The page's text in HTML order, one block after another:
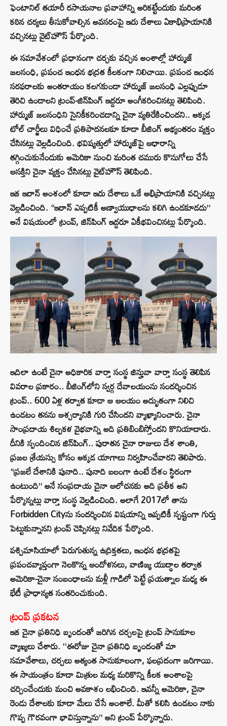
ఫెంటానిల్ తయారీ రసాయనాల ప్రవాహాన్ని అరికట్టేందుకు మరింత
కఠిన చర్యలు తీసుకోవాల్సిన అవసరంపై ఇరు దేశాలు ఏకాభిప్రాయానికి
వచ్చినట్లు వైట్‌హౌస్ పేర్కొంది.
ఈ సమావేశంలో ప్రధానంగా చర్చకు వచ్చిన అంశాల్లో హార్ముజ్
జలసంధి, ప్రపంచ ఇంధన భద్రత కీలకంగా నిలిచాయి. ప్రపంచ ఇంధన
సరఫరాలకు అంతరాయం కలగకుండా హార్ముజ్ జలసంధి ఎల్లప్పుడూ
తెరిచి ఉండాలని ట్రంప్-జిన్‌పింగ్ ఇద్దరూ అంగీకరించినట్లు తెలిపింది.
హార్ముజ్ జలసంధిని సైనికీకరించడాన్ని చైనా వ్యతిరేకించిందని.. అక్కడ
టోల్ చార్జీలు విధించే ప్రతిపాదనలకూ కూడా బీజింగ్ అభ్యంతరం వ్యక్తం
చేసినట్లు వెల్లడించింది. భవిష్యత్తులో హార్ముజ్‌పై ఆధారాన్ని
తగ్గించుకునేందుకు అమెరికా నుంచి మరింత చమురు కొనుగోలు చేసే
ఆసక్తిని చైనా వ్యక్తం చేసినట్లు వైట్‌హౌస్ తెలిపింది.
ఇక ఇరాన్ అంశంలో కూడా ఇరు దేశాలు ఒకే అభిప్రాయానికి వచ్చినట్లు
వెల్లడించింది. “ఇరాన్ ఎప్పటికీ అణ్వాయుధాలను కలిగి ఉండకూడదు”
అనే విషయంలో ట్రంప్, జిన్‌పింగ్ ఇద్దరూ ఏకీభవించినట్లు పేర్కొంది.
ఇదిలా ఉంటే చైనా అధికారిక వార్తా సంస్థ జిన్హువా వార్తా సంస్థ తెలిపిన
వివరాల ప్రకారం.. బీజింగ్‌లోని స్వర్గ దేవాలయంను సందర్శించిన
ట్రంప్.. 600 ఏళ్ల తర్వాత కూడా ఆ ఆలయం అద్భుతంగా నిలిచి
ఉండటం తనను ఆశ్చర్యానికి గురి చేసిందని వ్యాఖ్యానించారు. చైనా
సాంప్రదాయ శిల్పకళ వైభవాన్ని అది ప్రతిబింబిస్తోందని కొనియాడారు.
దీనికి స్పందించిన జిన్‌పింగ్.. పురాతన చైనా రాజులు దేశ శాంతి,
ప్రజల శ్రేయస్సు కోసం అక్కడ యాగాలు నిర్వహించేవారని తెలిపారు.
“ప్రజలే దేశానికి పునాది.. పునాది బలంగా ఉంటే దేశం స్థిరంగా
ఉంటుంది” అనే సంప్రదాయ చైనా ఆలోచనకు అది ప్రతీక అని
పేర్కొన్నట్లు వార్తా సంస్థ వెల్లడించింది. అలాగే 2017లో తాను
Forbidden Cityను సందర్శించిన విషయాన్ని ఇప్పటికీ స్పష్టంగా గుర్తు
పెట్టుకున్నానని ట్రంప్ చెప్పినట్లు నివేదిక పేర్కొంది.
పశ్చిమాసియాలో పెరుగుతున్న ఉద్రిక్తతలు, ఇంధన భద్రతపై
ప్రపంచవ్యాప్తంగా నెలకొన్న ఆందోళనలు, వాణిజ్య యుద్ధాల తర్వాత
అమెరికా-చైనా సంబంధాలను మళ్లీ గాడిలో పెట్టే ప్రయత్నాల మధ్య ఈ
భేటీ ప్రాధాన్యత సంతరించుకుంది.
ట్రంప్ ప్రకటన
ఇక చైనా ప్రతినిధి బృందంతో జరిగిన చర్చలపై ట్రంప్ సానుకూల
వ్యాఖ్యలు చేశారు. ‘‘ఈరోజు చైనా ప్రతినిధి బృందంతో మా
సమావేశాలు, చర్చలు అత్యంత సానుకూలంగా, ఫలప్రదంగా జరిగాయి.
ఈ సాయంత్రం కూడా మిత్రుల మధ్య మరికొన్ని కీలక అంశాలపై
చర్చించేందుకు మంచి అవకాశం లభించింది. ఇవన్నీ అమెరికా, చైనా
రెండు దేశాలకు కూడా మేలు చేసే అంశాలే. మీతో కలిసి ఉండటం నాకు
గొప్ప గౌరవంగా భావిస్తున్నాను” అని ట్రంప్ పేర్కొన్నారు.